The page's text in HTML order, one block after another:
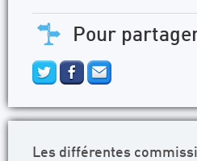
Pour
Les différentes